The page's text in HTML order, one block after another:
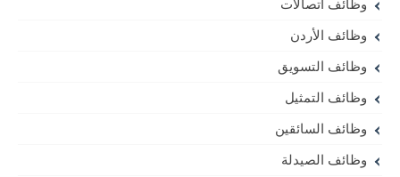
وظائف اتصالات
وظائف الأردن
وظائف التسويق
وظائف التمثيل
وظائف السائقين
وظائف الصيدلة